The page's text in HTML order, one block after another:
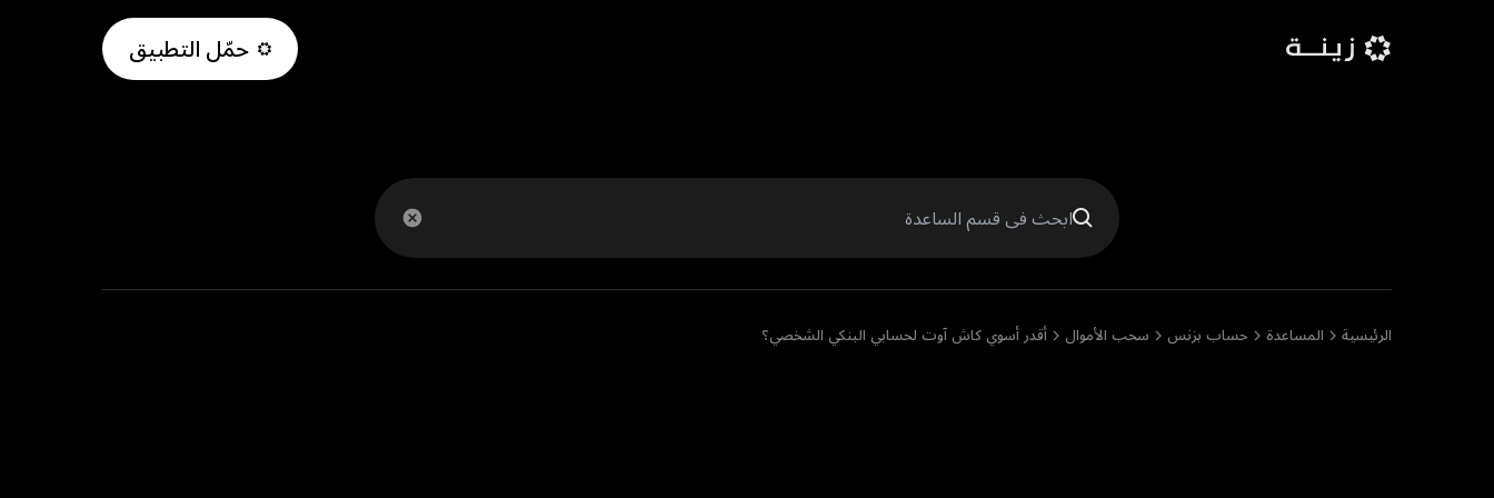
English حمّل التطبيق
الرئيسية المساعدة حساب بزنس سحب الأموال أقدر أسوي كاش آوت لحسابي البنكي الشخصي؟